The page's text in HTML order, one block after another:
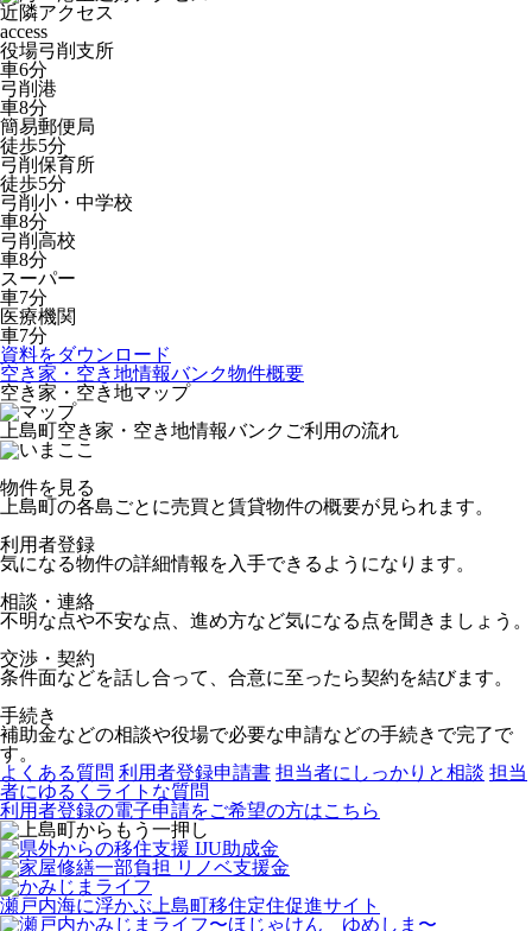
近隣アクセス
access
役場弓削支所
車6分
弓削港
車8分
簡易郵便局
徒歩5分
弓削保育所
徒歩5分
弓削小・中学校
車8分
弓削高校
車8分
スーパー
車7分
医療機関
車7分
資料をダウンロード
空き家・空き地情報バンク物件概要
空き家・空き地マップ
上島町空き家・空き地情報バンクご利用の流れ
物件を見る
上島町の各島ごとに売買と賃貸物件の概要が見られます。
利用者登録
気になる物件の詳細情報を入手できるようになります。
相談・連絡
不明な点や不安な点、進め方など気になる点を聞きましょう。
交渉・契約
条件面などを話し合って、合意に至ったら契約を結びます。
手続き
補助金などの相談や役場で必要な申請などの手続きで完了で
す。
よくある質問 利用者登録申請書 担当者にしっかりと相談 担当
者にゆるくライトな質問
利用者登録の電子申請をご希望の方はこちら
瀬戸内海に浮かぶ上島町移住定住促進サイト